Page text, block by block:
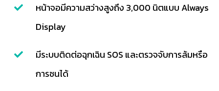
หน้าจอมีความสว่างสูงถึง 3,000 นิตแบบ Always
Display
มีระบบติดต่อฉุกเฉิน SOS และตรวจจับการล้มหรือ
การชนได้